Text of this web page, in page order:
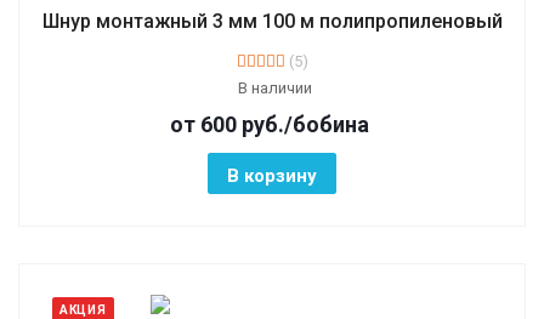
Шнур монтажный 3 мм 100 м полипропиленовый
(5)
В наличии
от 600 руб./бобина
В корзину
АКЦИЯ